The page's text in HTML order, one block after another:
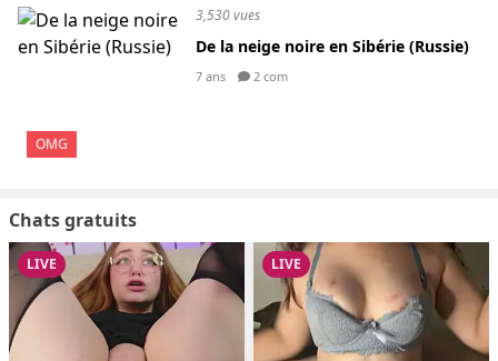
OMG
3,530 vues
De la neige noire en Sibérie (Russie)
7 ans 2 com
Chats gratuits